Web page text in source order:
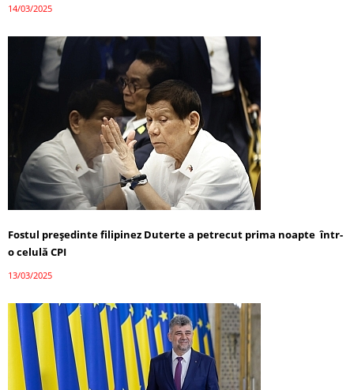
14/03/2025
Fostul președinte filipinez Duterte a petrecut prima noapte într-
o celulă CPI
13/03/2025